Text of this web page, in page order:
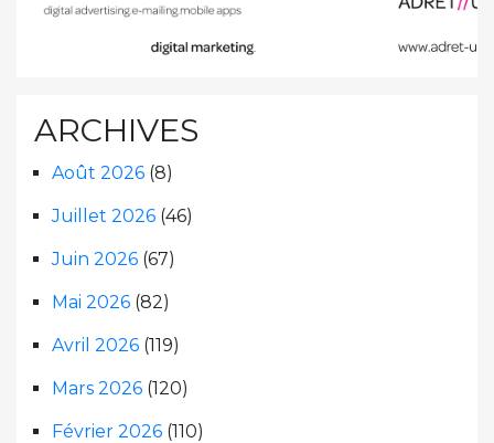
ARCHIVES
Août 2026 (8)
Juillet 2026 (46)
Juin 2026 (67)
Mai 2026 (82)
Avril 2026 (119)
Mars 2026 (120)
Février 2026 (110)